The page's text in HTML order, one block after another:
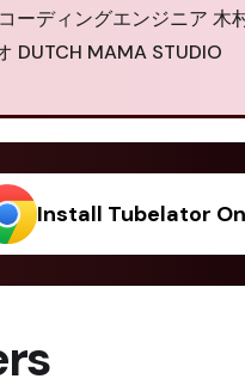
ディングエンジニア 木
MAMA STUDIO
Install Tubelator